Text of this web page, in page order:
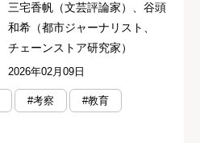
三宅香帆（文芸評論家）、谷頭
和希（都市ジャーナリスト、
チェーンストア研究家）
2026年02月09日
#考察
#教育